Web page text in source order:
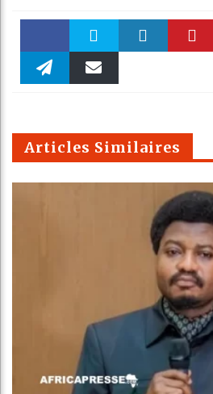
Faceboo Twitter
m
Articles Similaires